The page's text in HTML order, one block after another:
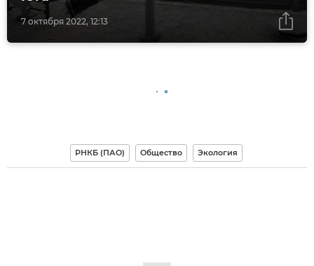
7 октября 2022, 12:13
РНКБ (ПАО) Общество Экология